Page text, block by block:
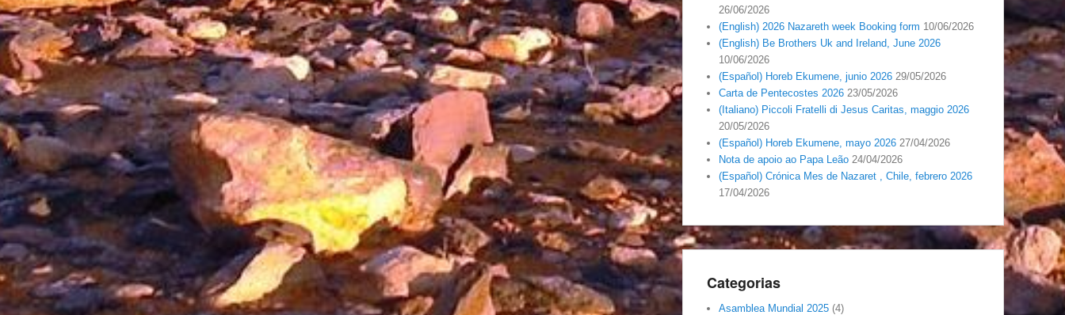
26/06/2026
(English) 2026 Nazareth week Booking form 10/06/2026
(English) Be Brothers Uk and Ireland, June 2026
10/06/2026
(Español) Horeb Ekumene, junio 2026 29/05/2026
Carta de Pentecostes 2026 23/05/2026
(Italiano) Piccoli Fratelli di Jesus Caritas, maggio 2026
20/05/2026
(Español) Horeb Ekumene, mayo 2026 27/04/2026
Nota de apoio ao Papa Leão 24/04/2026
(Español) Crónica Mes de Nazaret , Chile, febrero 2026
17/04/2026
Categorias
Asamblea Mundial 2025 (4)